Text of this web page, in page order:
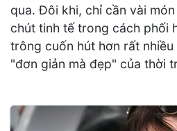
qua. Đôi khi, chỉ cần vài
chút tinh tế trong cách phối
trông cuốn hút hơn rất
"đơn giản mà đẹp" của thời